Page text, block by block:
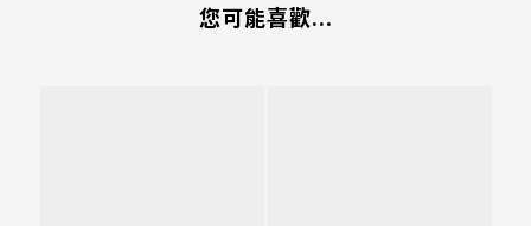
您可能喜歡...